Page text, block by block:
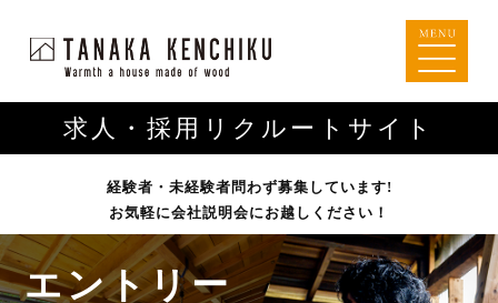
求人・採用リクルートサイト
経験者・未経験者問わず募集しています!
お気軽に会社説明会にお越しください！
エントリー